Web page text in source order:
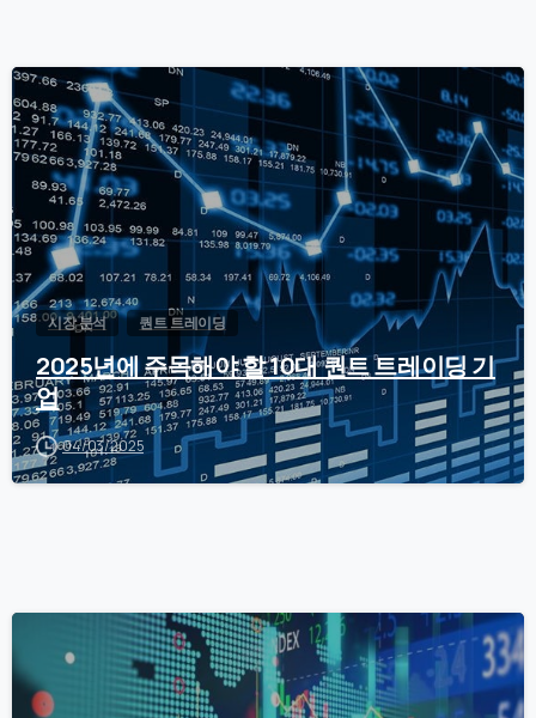
시장 분석 퀀트 트레이딩
2025년에 주목해야 할 10대 퀀트 트레이딩 기
업
04/03/2025
0